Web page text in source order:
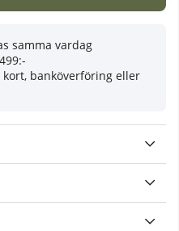
samma vardag
banköverföring eller